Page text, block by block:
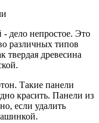
дело непростое. Это
различных типов
твердая древесина
Такие панели
красить. Панели из
если удалить